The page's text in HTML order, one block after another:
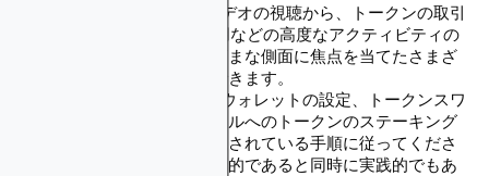
: 教育ビデオの視聴から、トークンの取引
やDeFiプロトコルの使用などの高度なアクティビティの
実行まで、暗号のさまざまな側面に焦点を当てたさまざ
まなクエストから選択できます。
: 暗号ウォレットの設定、トークンスワ
ップの実行、流動性プールへのトークンのステーキング
など、各クエストで概説されている手順に従ってくださ
い。これらの作業は教育的であると同時に実践的でもあ